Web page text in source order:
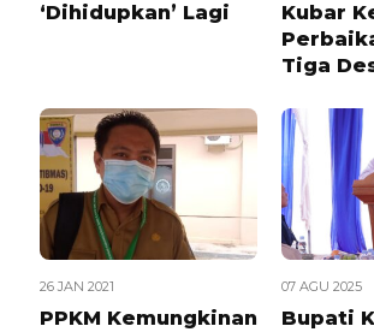
‘Dihidupkan’ Lagi
Kubar
Tiga
26 JAN 2021
PPKM Kemungkinan
07 AGU 2025
Bupati